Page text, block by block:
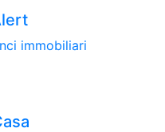
immobiliari